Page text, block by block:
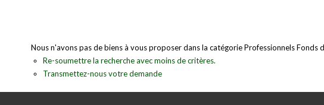
Nous n'avons pas de biens à vous proposer dans la catégorie Professionnels
Re-soumettre la recherche avec moins de critères.
Transmettez-nous votre demande